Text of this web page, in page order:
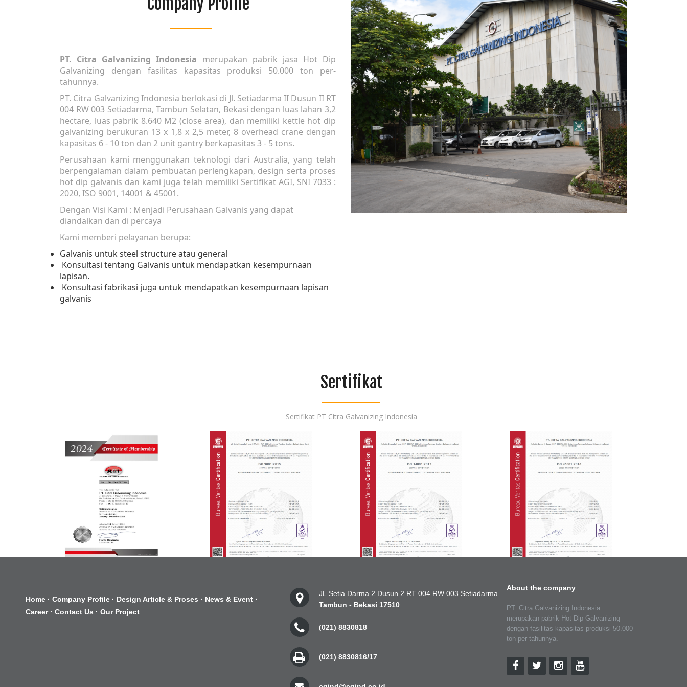
PT. Citra Galvanizing Indonesia merupakan pabrik jasa Hot Dip
Galvanizing dengan fasilitas kapasitas produksi 50.000 ton per-
tahunnya.
PT. Citra Galvanizing Indonesia berlokasi di Jl. Setiadarma II Dusun II RT
004 RW 003 Setiadarma, Tambun Selatan, Bekasi dengan luas lahan 3,2
hectare, luas pabrik 8.640 M2 (close area), dan memiliki kettle hot dip
galvanizing berukuran 13 x 1,8 x 2,5 meter, 8 overhead crane dengan
kapasitas 6 - 10 ton dan 2 unit gantry berkapasitas 3 - 5 tons.
Perusahaan kami menggunakan teknologi dari Australia, yang telah
berpengalaman dalam pembuatan perlengkapan, design serta proses
hot dip galvanis dan kami juga telah memiliki Sertifikat AGI, SNI 7033 :
2020, ISO 9001, 14001 & 45001.
Dengan Visi Kami : Menjadi Perusahaan Galvanis yang dapat
diandalkan dan di percaya
Kami memberi pelayanan berupa:
Galvanis untuk steel structure atau general
Konsultasi tentang Galvanis untuk mendapatkan kesempurnaan
lapisan.
Konsultasi fabrikasi juga untuk mendapatkan kesempurnaan lapisan
galvanis
Sertifikat
Sertifikat PT Citra Galvanizing Indonesia
Home · Company Profile · Design Article & Proses · News & Event ·
Career· Contact Us · Our Project
JL.Setia Darma 2 Dusun 2 RT 004 RW 003 Setiadarma
Tambun - Bekasi 17510
(021) 8830818
(021) 8830816/17
About the company
PT. Citra Galvanizing Indonesia
merupakan pabrik Hot Dip Galvanizing
dengan fasilitas kapasitas produksi 50.000
ton per-tahunnya.